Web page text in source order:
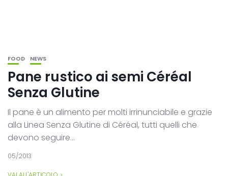
FOOD NEWS
Pane rustico ai semi Céréal
Senza Glutine
Il pane è un alimento per molti irrinunciabile e grazie
alla Linea Senza Glutine di Céréal, tutti quelli che
devono seguire...
05/2013